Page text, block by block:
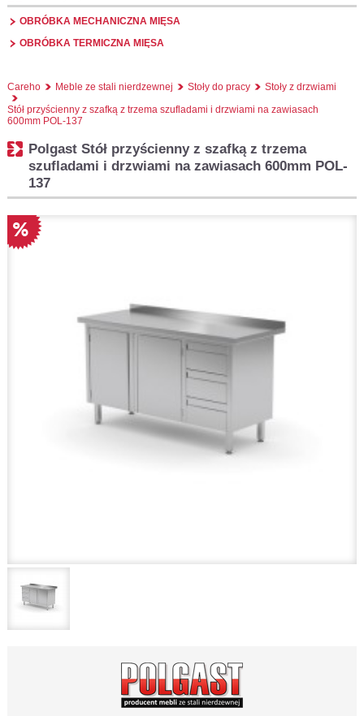
OBRÓBKA MECHANICZNA MIĘSA
OBRÓBKA TERMICZNA MIĘSA
Careho Meble ze stali nierdzewnej Stoły do pracy
Stoły z drzwiami
Stół przyścienny z szafką z trzema szufladami i drzwiami na zawiasach
600mm POL-137
Polgast Stół przyścienny z szafką z trzema
szufladami i drzwiami na zawiasach 600mm POL-
137